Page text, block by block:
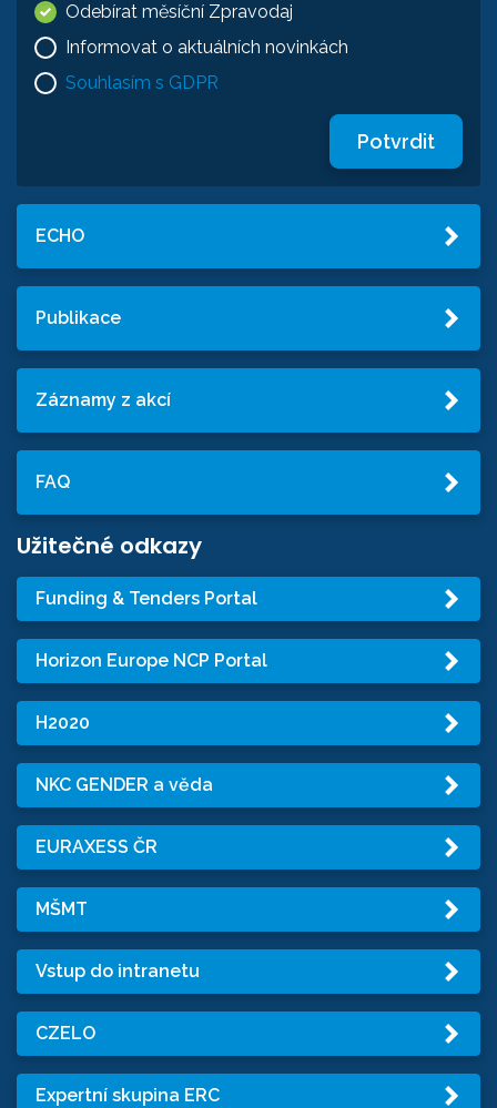
Odebírat měsíční Zpravodaj
Informovat o aktuálních novinkách
Souhlasím s GDPR
Potvrdit
ECHO
Publikace
Záznamy z akcí
FAQ
Užitečné odkazy
Funding & Tenders Portal
Horizon Europe NCP Portal
H2020
NKC GENDER a věda
EURAXESS ČR
MŠMT
Vstup do intranetu
CZELO
Expertní skupina ERC